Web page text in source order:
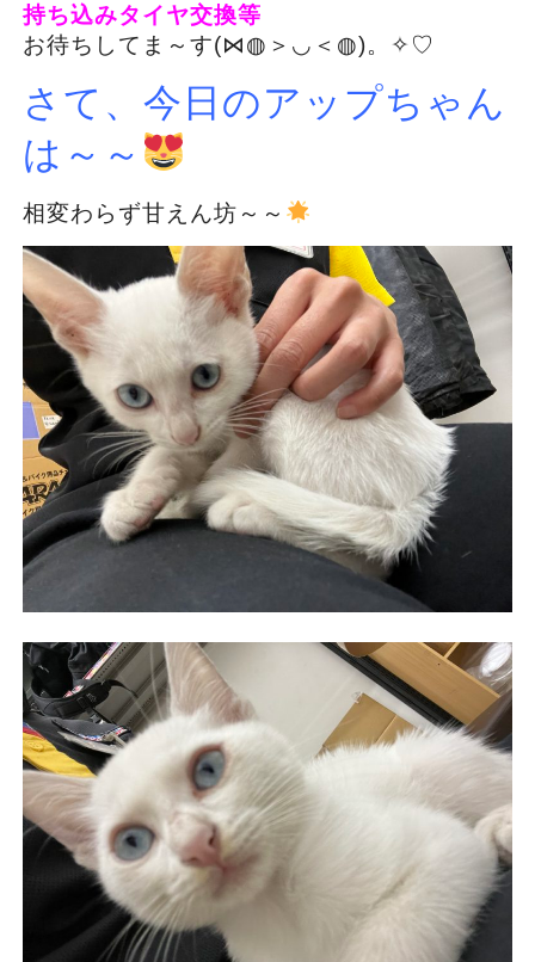
持ち込みタイヤ交換等
お待ちしてま～す(⋈◍＞◡＜◍)。✧♡
さて、今日のアップちゃん
は～～
相変わらず甘えん坊～～